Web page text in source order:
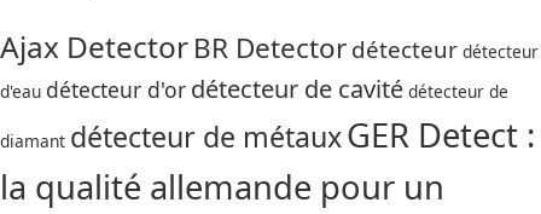
Ajax DetectorBR Detectordétecteur détecteur
d'eau détecteur d'or détecteur de cavité détecteur de
diamant détecteur de métauxGER Detect :
la qualité allemande pour un